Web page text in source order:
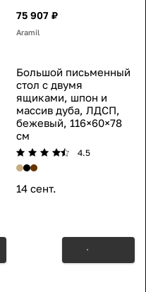
75 907 ₽
Aramil
Большой письменный
стол с двумя
ящиками, шпон и
массив дуба, ЛДСП,
бежевый, 116×60×78
см
4.5
14 сент.